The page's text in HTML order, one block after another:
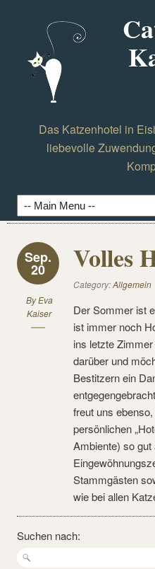
Das Katzenhotel in
liebevolle
Sep.
20
ByEva
Kaiser
Volles
Category:Allgemein
Der Sommer ist
ist immer noch
ins letzte
darüber und
Bestitzern ein
freut uns
persönlichen
Ambiente) so
Stammgästen
wie bei allen
Suchen nach: